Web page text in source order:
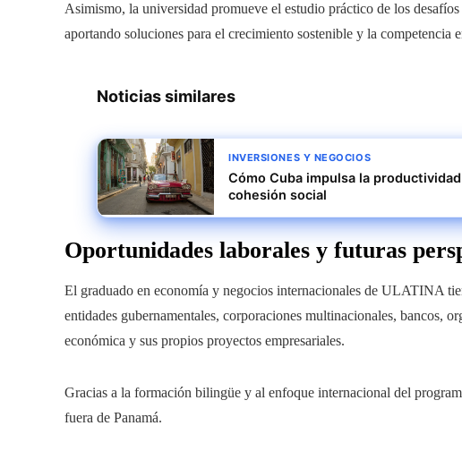
Asimismo, la universidad promueve el estudio práctico de los
aportando soluciones para el crecimiento sostenible y la competencia
Noticias similares
INVERSIONES Y NEGOCIOS
Cómo Cuba impulsa la
cohesión social
Oportunidades laborales y futuras
El graduado en economía y negocios internacionales de ULATINA
entidades gubernamentales, corporaciones multinacionales, bancos,
económica y sus propios proyectos empresariales.
Gracias a la formación bilingüe y al enfoque internacional del
fuera de Panamá.